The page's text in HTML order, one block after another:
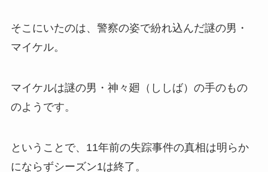
そこにいたのは、警察の姿で紛れ込んだ謎の男・
マイケル。
マイケルは謎の男・神々廻（ししば）の手のもの
のようです。
ということで、11年前の失踪事件の真相は明らか
にならずシーズン1は終了。